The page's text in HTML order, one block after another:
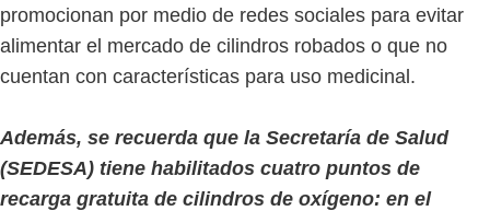
promocionan por medio de redes sociales para evitar
alimentar el mercado de cilindros robados o que no
cuentan con características para uso medicinal.
Además, se recuerda que la Secretaría de Salud
(SEDESA) tiene habilitados cuatro puntos de
recarga gratuita de cilindros de oxígeno: en el